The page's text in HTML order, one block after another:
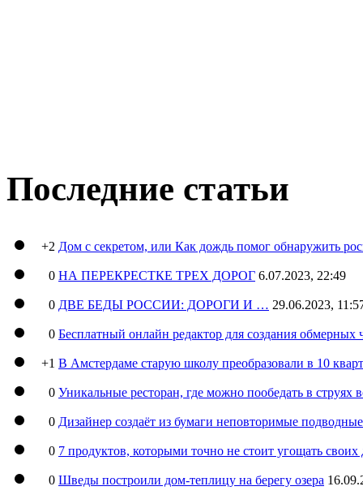
Последние статьи
+2 Дом с секретом, или Как дождь помог обнаружить
0 НА ПЕРЕКРЕСТКЕ ТРЕХ ДОРОГ 6.07.2023, 22:49
0 ДВЕ БЕДЫ РОССИИ: ДОРОГИ И … 29.06.2023,
0 Бесплатный онлайн редактор для создания обмерных
+1 В Амстердаме старую школу преобразовали в 10
0 Уникальные ресторан, где можно пообедать в струях
0 Дизайнер создаёт из бумаги неповторимые
0 7 продуктов, которыми точно не стоит угощать
0 Шведы построили дом-теплицу на берегу озера